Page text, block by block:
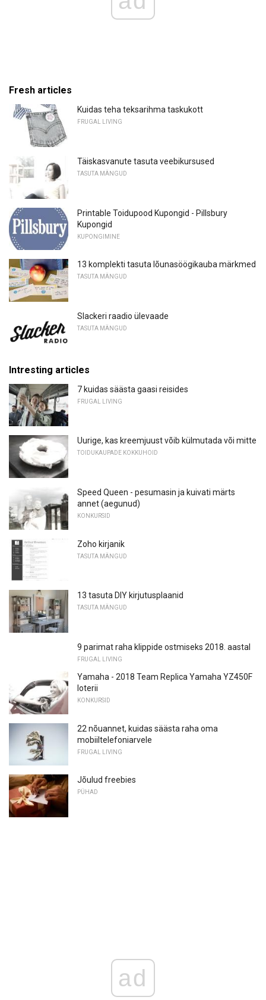
Fresh articles
Kuidas teha teksarihma taskukott
FRUGAL LIVING
Täiskasvanute tasuta veebikursused
TASUTA MÄNGUD
Printable Toidupood Kupongid - Pillsbury
Kupongid
KUPONGIMINE
13 komplekti tasuta lõunasöögikauba märkmed
TASUTA MÄNGUD
Slackeri raadio ülevaade
TASUTA MÄNGUD
Intresting articles
7 kuidas säästa gaasi reisides
FRUGAL LIVING
Uurige, kas kreemjuust võib külmutada või mitte
TOIDUKAUPADE KOKKUHOID
Speed ​​Queen - pesumasin ja kuivati ​​märts
annet (aegunud)
KONKURSID
Zoho kirjanik
TASUTA MÄNGUD
13 tasuta DIY kirjutusplaanid
TASUTA MÄNGUD
9 parimat raha klippide ostmiseks 2018. aastal
FRUGAL LIVING
Yamaha - 2018 Team Replica Yamaha YZ450F
loterii
KONKURSID
22 nõuannet, kuidas säästa raha oma
mobiiltelefoniarvele
FRUGAL LIVING
Jõulud freebies
PÜHAD
ad